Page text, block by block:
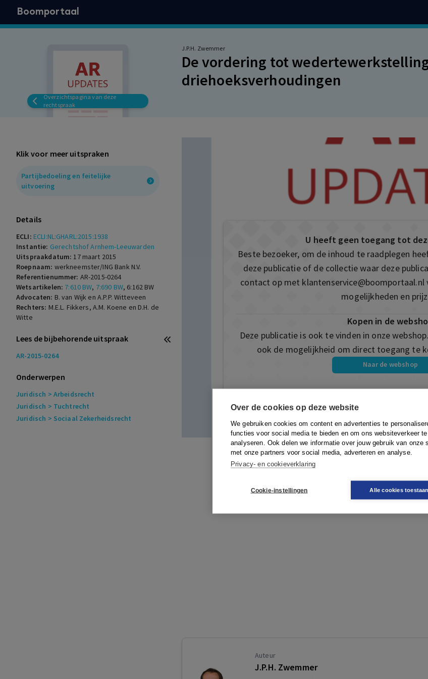
Over de cookies op deze website
We gebruiken cookies om content en advertenties te
functies voor social media te bieden en om ons websiteverkeer te
analyseren. Ook delen we informatie over jouw gebruik van onze
met onze partners voor social media, adverteren en analyse.
Privacy- en cookieverklaring
Cookie-instellingen Alle cookies toestaan
Boomportaal
Overzichtspagina van deze
rechtspraak
J.P.H. Zwemmer
De vordering tot
driehoeksverhoudingen
Klik voor meer uitspraken
Partijbedoeling en feitelijke
uitvoering
Details
ECLI: ECLI:NL:GHARL:2015:1938
Instantie: Gerechtshof Arnhem-Leeuwarden
Uitspraakdatum:17 maart 2015
Roepnaam: werkneemster/ING Bank N.V.
Referentienummer: AR-2015-0264
Wetsartikelen: 7:610 BW, 7:690 BW, 6:162 BW
Advocaten: B. van Wijk en A.P.P. Witteveen
Rechters: M.E.L. Fikkers, A.M. Koene en D.H. de
Witte
Lees de bijbehorende uitspraak
AR-2015-0264
Onderwerpen
Juridisch > Arbeidsrecht
Juridisch > Tuchtrecht
Juridisch > Sociaal Zekerheidsrecht
U heeft geen toegang tot
Beste bezoeker, om de inhoud te raadplegen
deze publicatie of de collectie waar deze
contact op met klantenservice@boomportaal.nl
mogelijkheden en
Kopen in de
Deze publicatie is ook te vinden in onze
ook de mogelijkheid om direct toegang te
Naar de webshop
Auteur
J.P.H. Zwemmer